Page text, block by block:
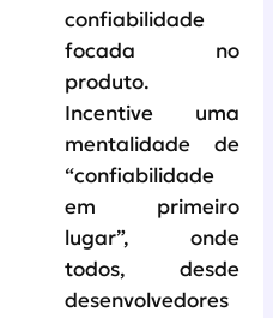
confiabilidade
focada no
produto.
Incentive uma
mentalidade de
“confiabilidade
em primeiro
lugar”, onde
todos, desde
desenvolvedores